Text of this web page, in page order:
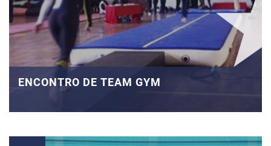
ENCONTRO DE TEAM GYM